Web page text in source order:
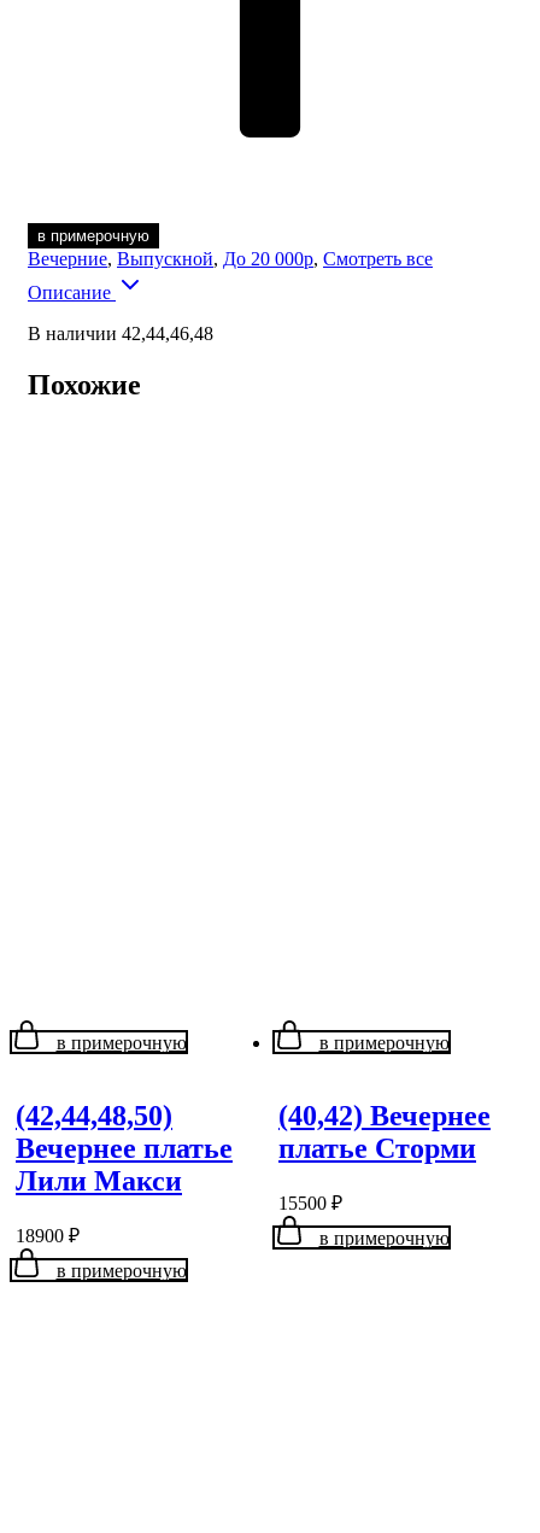
в примерочную
Вечерние, Выпускной, До 20 000р, Смотреть все
Описание
В наличии 42,44,46,48
Похожие
в примерочную
(42,44,48,50)
Вечернее платье
Лили Макси
18900 ₽
в примерочную
в примерочную
(40,42) Вечернее
платье Сторми
15500 ₽
в примерочную